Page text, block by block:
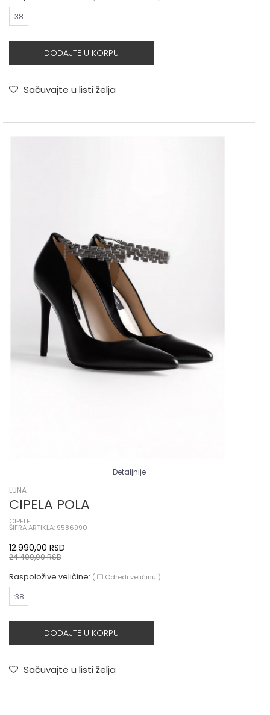
38
DODAJTE U KORPU
Sačuvajte u listi želja
Detaljnije
LUNA
CIPELA POLA
CIPELE
ŠIFRA ARTIKLA: 9586990
12.990,00 RSD
24.490,00RSD
Raspoložive veličine: ( Odredi veličinu )
:38
DODAJTE U KORPU
Sačuvajte u listi želja